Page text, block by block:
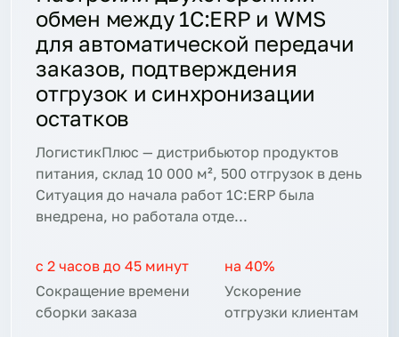
обмен между 1С:ERP и WMS
для автоматической передачи
заказов, подтверждения
отгрузок и синхронизации
остатков
ЛогистикПлюс — дистрибьютор продуктов
питания, склад 10 000 м², 500 отгрузок в день
Ситуация до начала работ 1С:ERP была
внедрена, но работала отде...
с 2 часов до 45 минут
Сокращение времени
сборки заказа
на 40%
Ускорение
отгрузки клиентам